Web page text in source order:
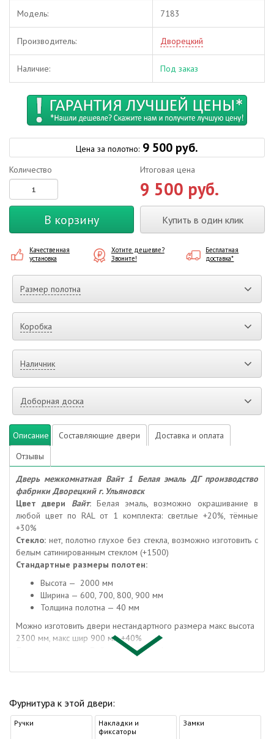
Модель: 7183
Производитель: Дворецкий
Наличие: Под заказ
Цена за полотно: 9 500 руб.
Количество Итоговая цена
9 500 руб.
В корзину Купить в один клик
Качественная
установка
Хотите дешевле?
Звоните!
Бесплатная
доставка*
Размер полотна
Коробка
Наличник
Доборная доска
Описание Составляющие двери
Доставка и оплата
Отзывы
Дверь межкомнатная Вайт 1 Белая эмаль ДГ производство
фабрики Дворецкий г. Ульяновск
Цвет двери Вайт:Белая эмаль, возможно окрашивание в
любой цвет поRAL от 1 комплекта: светлые +20%, тёмные
+30%
Стекло: нет, полотно глухое без стекла, возможно изготовить с
белым сатинированным стеклом (+1500)
Стандартные размеры полотен:
Высота — 2000 мм
Ширина — 600, 700, 800, 900 мм
Толщина полотна — 40 мм
Можно изготовить двери нестандартного размера макс высота
2300 мм, макс шир 900 мм +40%
неглубокая фрезеровка, эмаль
Конструкция двери ДворецкийВайт:Щитовая
плита
Отделка межкомнатной двери
обработаны полиуретановым универсальным лаком
Фурнитура к этой двери:
Ручки
Накладки и
фиксаторы
Замки